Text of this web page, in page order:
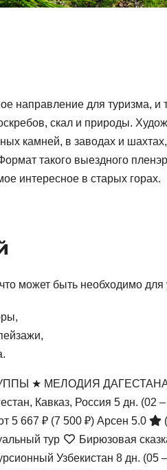
направление для туризма, и
скал и природы.
камней, в заводах и
такого выездного
интересное в старых горах.
может быть необходимо
★ МЕЛОДИЯ ДАГЕСТАНА ★
Кавказ, Россия 5 дн. (02
5 667 ₽ (7 500 ₽) Арсен 5.0
тур
Бирюзовая
Узбекистан 8 дн. (05